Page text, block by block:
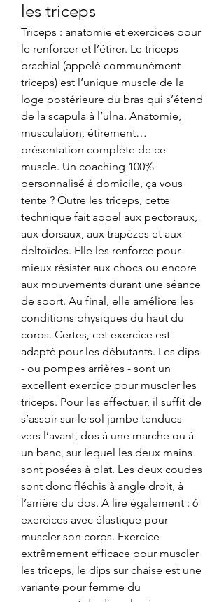
les triceps
Triceps : anatomie et exercices pour
le renforcer et l’étirer. Le triceps
brachial (appelé communément
triceps) est l’unique muscle de la
loge postérieure du bras qui s’étend
de la scapula à l’ulna. Anatomie,
musculation, étirement…
présentation complète de ce
muscle. Un coaching 100%
personnalisé à domicile, ça vous
tente ? Outre les triceps, cette
technique fait appel aux pectoraux,
aux dorsaux, aux trapèzes et aux
deltoïdes. Elle les renforce pour
mieux résister aux chocs ou encore
aux mouvements durant une séance
de sport. Au final, elle améliore les
conditions physiques du haut du
corps. Certes, cet exercice est
adapté pour les débutants. Les dips
- ou pompes arrières - sont un
excellent exercice pour muscler les
triceps. Pour les effectuer, il suffit de
s’assoir sur le sol jambe tendues
vers l’avant, dos à une marche ou à
un banc, sur lequel les deux mains
sont posées à plat. Les deux coudes
sont donc fléchis à angle droit, à
l’arrière du dos. A lire également : 6
exercices avec élastique pour
muscler son corps. Exercice
extrêmement efficace pour muscler
les triceps, le dips sur chaise est une
variante pour femme du